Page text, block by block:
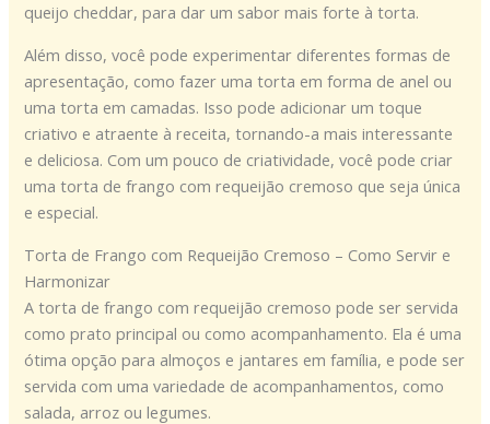
queijo cheddar, para dar um sabor mais forte à torta.
Além disso, você pode experimentar diferentes formas de
apresentação, como fazer uma torta em forma de anel ou
uma torta em camadas. Isso pode adicionar um toque
criativo e atraente à receita, tornando-a mais interessante
e deliciosa. Com um pouco de criatividade, você pode criar
uma torta de frango com requeijão cremoso que seja única
e especial.
Torta de Frango com Requeijão Cremoso – Como Servir e
Harmonizar
A torta de frango com requeijão cremoso pode ser servida
como prato principal ou como acompanhamento. Ela é uma
ótima opção para almoços e jantares em família, e pode ser
servida com uma variedade de acompanhamentos, como
salada, arroz ou legumes.